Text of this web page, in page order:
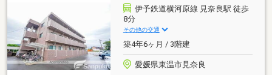
伊予鉄道横河原線 見奈良駅 徒歩
8分
その他の交通
築4年6ヶ月 / 3階建
愛媛県東温市見奈良